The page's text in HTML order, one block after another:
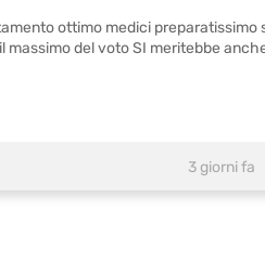
3 giorni fa
ottimo medici
del voto SI meritebbe